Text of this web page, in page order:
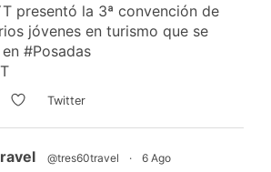
presentó la 3ª convención de
jóvenes en turismo que se
#Posadas
Twitter
@tres60travel · 6 Ago